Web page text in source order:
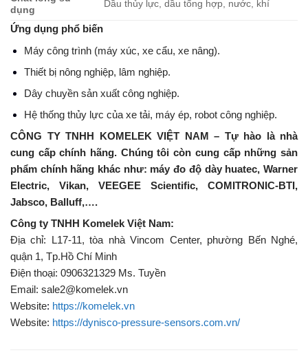
dụng
Dầu thủy lực, dầu tổng hợp, nước, khí
Ứng dụng phổ biến
Máy công trình (máy xúc, xe cẩu, xe nâng).
Thiết bị nông nghiệp, lâm nghiệp.
Dây chuyền sản xuất công nghiệp.
Hệ thống thủy lực của xe tải, máy ép, robot công nghiệp.
CÔNG TY TNHH KOMELEK VIỆT NAM – Tự hào là nhà
cung cấp chính hãng. Chúng tôi còn cung cấp những sản
phẩm chính hãng khác như: máy đo độ dày huatec, Warner
Electric, Vikan, VEEGEE Scientific, COMITRONIC-BTI,
Jabsco, Balluff,….
Công ty TNHH Komelek Việt Nam:
Địa chỉ: L17-11, tòa nhà Vincom Center, phường Bến Nghé,
quận 1, Tp.Hồ Chí Minh
Điện thoại: 0906321329 Ms. Tuyền
Email: sale2@komelek.vn
Website: https://komelek.vn
Website: https://dynisco-pressure-sensors.com.vn/